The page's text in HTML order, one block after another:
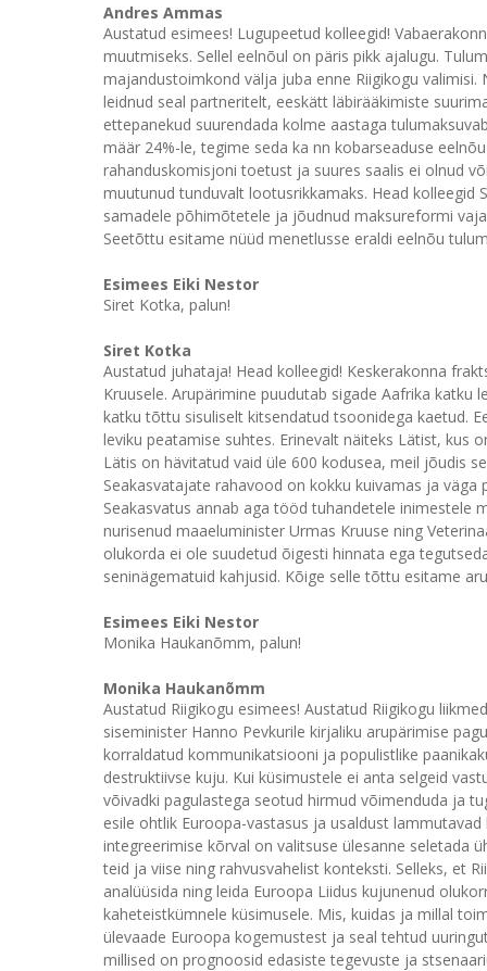
Andres Ammas
Austatud esimees! Lugupeetud kolleegid!
muutmiseks. Sellel eelnõul on päris pikk ajalugu.
majandustoimkond välja juba enne Riigikogu
leidnud seal partneritelt, eeskätt läbirääkimiste
ettepanekud suurendada kolme aastaga
määr 24%-le, tegime seda ka nn kobarseaduse
rahanduskomisjoni toetust ja suures saalis ei olnud
muutunud tunduvalt lootusrikkamaks. Head
samadele põhimõtetele ja jõudnud maksureformi
Seetõttu esitame nüüd menetlusse eraldi eelnõu
Esimees Eiki Nestor
Siret Kotka, palun!
Siret Kotka
Austatud juhataja! Head kolleegid! Keskerakonna
Kruusele. Arupärimine puudutab sigade Aafrika katku
katku tõttu sisuliselt kitsendatud tsoonidega kaetud.
leviku peatamise suhtes. Erinevalt näiteks Lätist, kus
Lätis on hävitatud vaid üle 600 kodusea, meil jõudis
Seakasvatajate rahavood on kokku kuivamas ja
Seakasvatus annab aga tööd tuhandetele inimestele
nurisenud maaeluminister Urmas Kruuse ning
olukorda ei ole suudetud õigesti hinnata ega
seninägematuid kahjusid. Kõige selle tõttu esitame
Esimees Eiki Nestor
Monika Haukanõmm, palun!
Monika Haukanõmm
Austatud Riigikogu esimees! Austatud Riigikogu
siseminister Hanno Pevkurile kirjaliku arupärimise
korraldatud kommunikatsiooni ja populistlike
destruktiivse kuju. Kui küsimustele ei anta selgeid
võivadki pagulastega seotud hirmud võimenduda ja
esile ohtlik Euroopa-vastasus ja usaldust
integreerimise kõrval on valitsuse ülesanne seletada
teid ja viise ning rahvusvahelist konteksti. Selleks, et
analüüsida ning leida Euroopa Liidus kujunenud
kaheteistkümnele küsimusele. Mis, kuidas ja millal
ülevaade Euroopa kogemustest ja seal tehtud
millised on prognoosid edasiste tegevuste ja